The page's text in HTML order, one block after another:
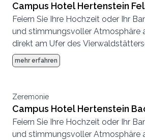
Campus Hotel Hertenstein
Feiern Sie Ihre Hochzeit oder Ihr
und stimmungsvoller Atmosphäre
direkt am Ufer des
uns, Ihren einzigartigen Anlass mit
mehr erfahren
Zeremonie
Campus Hotel Hertenstein
Feiern Sie Ihre Hochzeit oder Ihr
und stimmungsvoller Atmosphäre